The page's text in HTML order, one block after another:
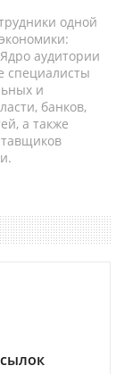
одной
аудитории
специалисты
и
банков,
а также